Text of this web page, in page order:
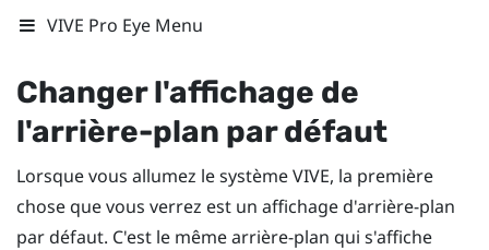
VIVE Pro Eye Menu
Changer l'affichage de
l'arrière-plan par défaut
Lorsque vous allumez le systèmeVIVE, la première
chose que vous verrez est un affichage d'arrière-plan
par défaut. C'est le même arrière-plan qui s'affiche